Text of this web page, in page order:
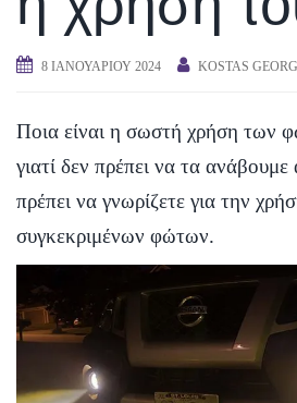
8 ΙΑΝΟΥΑΡΊΟΥ 2024 KOSTAS
Ποια είναι η σωστή χρήση των
γιατί δεν πρέπει να τα
πρέπει να γνωρίζετε για την
συγκεκριμένων φώτων.